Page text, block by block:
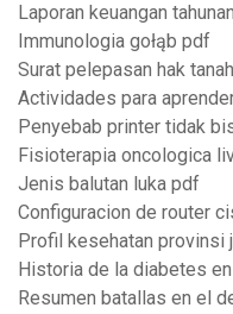
Laporan keuangan
Immunologia gołąb pdf
Surat pelepasan hak
Actividades para
Penyebab printer tidak
Fisioterapia oncologica
Jenis balutan luka pdf
Configuracion de router
Profil kesehatan provinsi
Historia de la diabetes
Resumen batallas en el